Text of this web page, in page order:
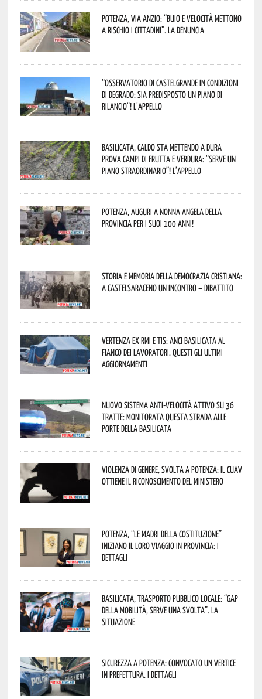
Potenza, Via Anzio: “Buio e velocità mettono
a rischio i cittadini”. La denuncia
“Osservatorio di Castelgrande in condizioni
di degrado: sia predisposto un piano di
rilancio”! L’appello
Basilicata, caldo sta mettendo a dura
prova campi di frutta e verdura: “Serve un
piano straordinario”! L’appello
Potenza, auguri a nonna Angela della
provincia per i suoi 100 anni!
Storia e memoria della Democrazia Cristiana:
a Castelsaraceno un incontro – dibattito
Vertenza ex RMI e TIS: ANCI Basilicata al
fianco dei lavoratori. Questi gli ultimi
aggiornamenti
Nuovo sistema anti-velocità attivo su 36
tratte: monitorata questa strada alle
porte della Basilicata
Violenza di genere, svolta a Potenza: il CUAV
ottiene il riconoscimento del Ministero
Potenza, “Le Madri della Costituzione”
iniziano il loro viaggio in provincia: i
dettagli
Basilicata, trasporto pubblico locale: “Gap
della mobilità, serve una svolta”. La
situazione
Sicurezza a Potenza: convocato un vertice
in Prefettura. I dettagli